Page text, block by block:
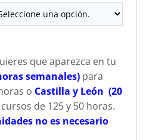
que aparezca en tu
semanales) para
o Castilla y León (20
de 125 y 50 horas.
no es necesario